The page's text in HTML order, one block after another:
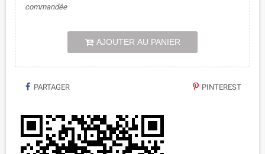
commandée
AJOUTER AU PANIER
PARTAGER PINTEREST